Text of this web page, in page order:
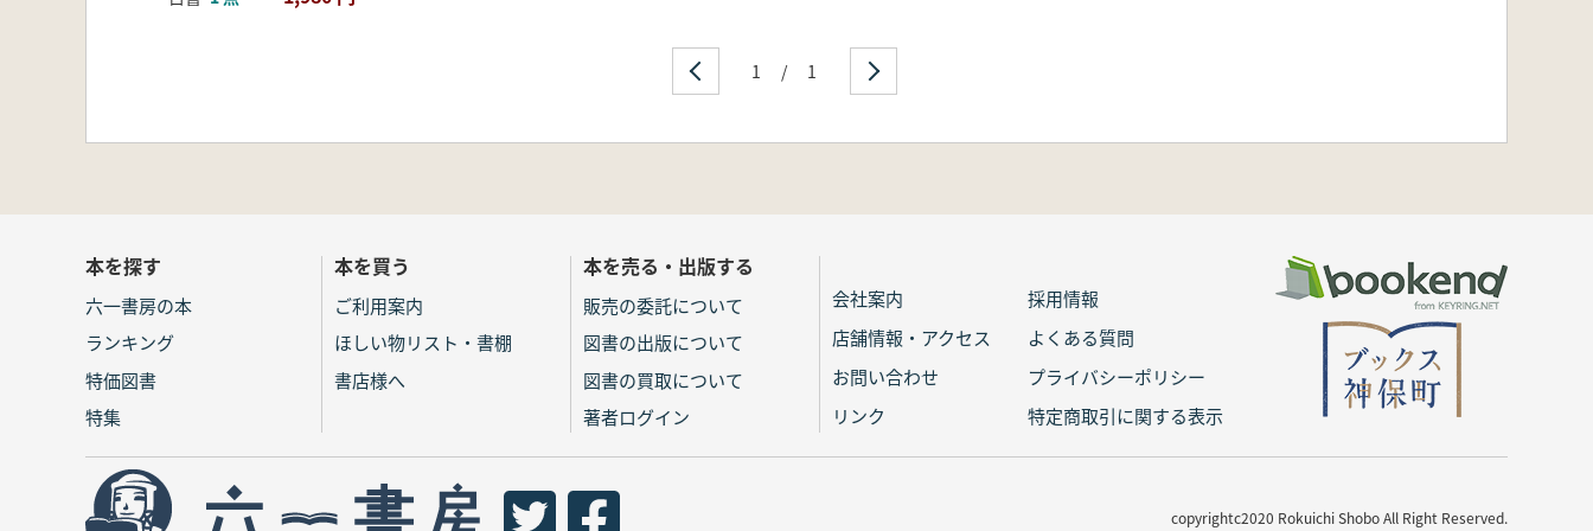
1 / 1
本を探す
六一書房の本
ランキング
特価図書
特集
本を買う
ご利用案内
ほしい物リスト・書棚
書店様へ
本を売る・出版する
販売の委託について
図書の出版について
図書の買取について
著者ログイン
会社案内
採用情報
店舗情報・アクセス
よくある質問
お問い合わせ
プライバシーポリシー
リンク
特定商取引に関する表示
copyrightc2020 Rokuichi Shobo All Right Reserved.